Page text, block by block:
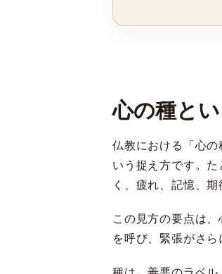
心の種と
仏教における「心
いう捉え方です。
く、疲れ、記憶、
この見方の要点は
を呼び、緊張がさ